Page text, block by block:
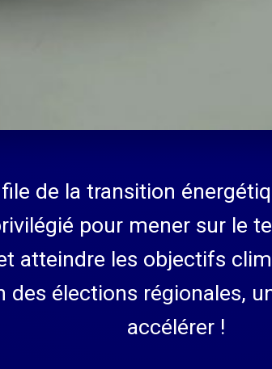
de la transition
pour mener sur le
atteindre les objectifs
des élections régionales,
accélérer !